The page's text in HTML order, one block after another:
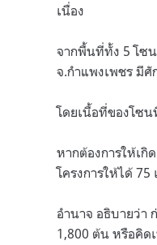
เนื่อง
จากพื้นที่ทั้ง 5 โซ
จ.กำแพงเพชร มี
โดยเนื้อที่ของโซ
หากต้องการให้เ
โครงการให้ได้
อำนาจ อธิบายว่า
1,800 ต้น หรือคิด